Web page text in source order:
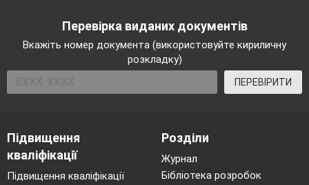
Перевірка виданих документів
Вкажіть номер документа (використовуйте кириличну
розкладку)
ПЕРЕВІРИТИ
Підвищення
кваліфікації
Підвищення кваліфікації
Розділи
Журнал
Бібліотека розробок